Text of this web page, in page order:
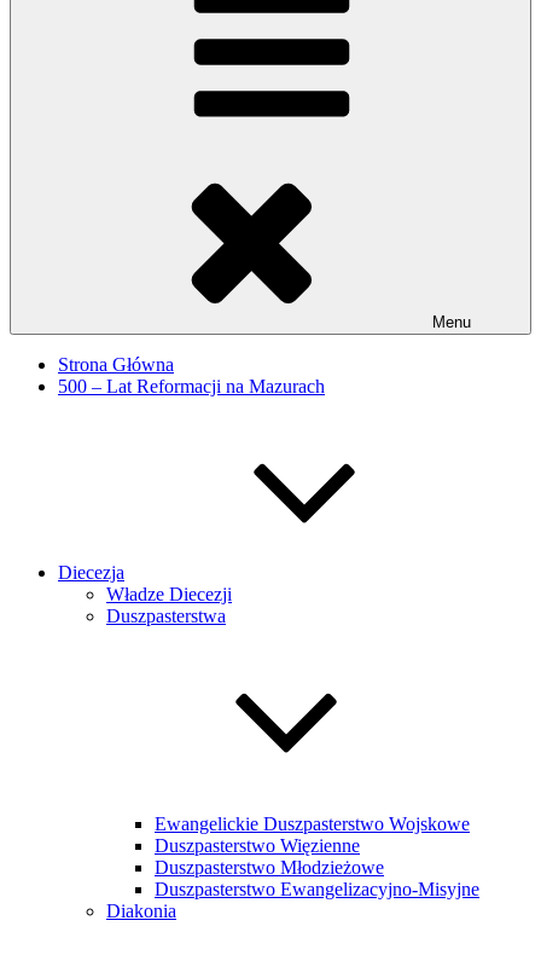
Menu
Strona Główna
500 – Lat Reformacji na Mazurach
Diecezja
Władze Diecezji
Duszpasterstwa
Ewangelickie Duszpasterstwo Wojskowe
Duszpasterstwo Więzienne
Duszpasterstwo Młodzieżowe
Duszpasterstwo Ewangelizacyjno-Misyjne
Diakonia